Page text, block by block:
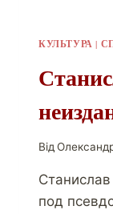
КУЛЬТУРА |
Від
под